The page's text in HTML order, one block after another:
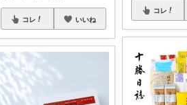
コレ いいね
コレ